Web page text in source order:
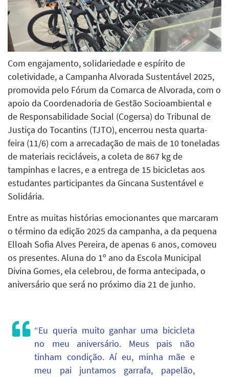
Com engajamento, solidariedade e espírito de
coletividade, a Campanha Alvorada Sustentável 2025,
promovida pelo Fórum da Comarca de Alvorada, com o
apoio da Coordenadoria de Gestão Socioambiental e
de Responsabilidade Social (Cogersa) do Tribunal de
Justiça do Tocantins (TJTO), encerrou nesta quarta-
feira (11/6) com a arrecadação de mais de 10 toneladas
de materiais recicláveis, a coleta de 867 kg de
tampinhas e lacres, e a entrega de 15 bicicletas aos
estudantes participantes da Gincana Sustentável e
Solidária.
Entre as muitas histórias emocionantes que marcaram
o término da edição 2025 da campanha, a da pequena
Elloah Sofia Alves Pereira, de apenas 6 anos, comoveu
os presentes. Aluna do 1º ano da Escola Municipal
Divina Gomes, ela celebrou, de forma antecipada, o
aniversário que será no próximo dia 21 de junho.
“Eu queria muito ganhar uma bicicleta
no meu aniversário. Meus pais não
tinham condição. Aí eu, minha mãe e
meu pai juntamos garrafa, papelão,